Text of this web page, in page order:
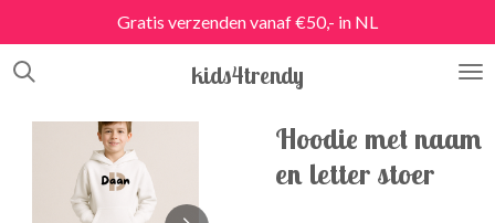
direct
naar
hoofdinhoud
kids4trendy
Gratis verzenden vanaf €50,- in NL
Hoodie met naam
en letter stoer